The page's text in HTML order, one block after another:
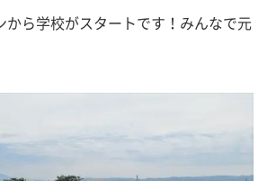
ら学校がスタートです！みんなで元